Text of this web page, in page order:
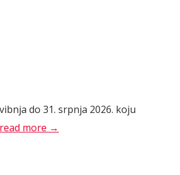
do 31. srpnja 2026. koju
read more →